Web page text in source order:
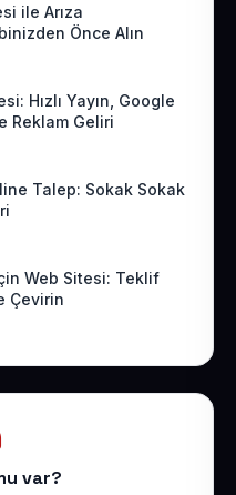
ile Arıza
Önce Alın
Hızlı Yayın, Google
Reklam Geliri
Talep: Sokak Sokak
Web Sitesi: Teklif
Çevirin
var?